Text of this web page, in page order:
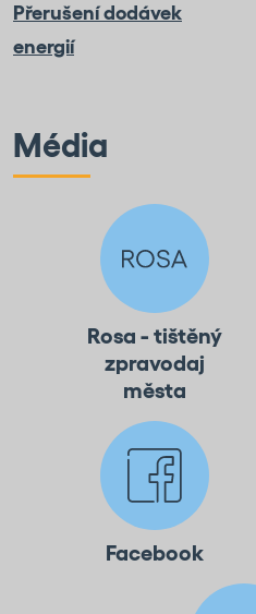
Přerušení dodávek
energií
Média
Rosa - tištěný
zpravodaj
města
Facebook